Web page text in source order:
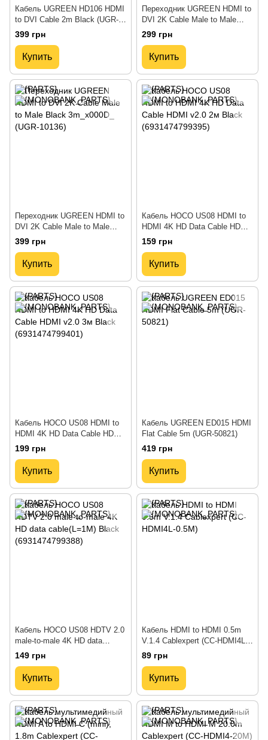
Кабель UGREEN HD106 HDMI
to DVI Cable 2m Black (UGR-
10135)
399 грн
Купить
Переходник UGREEN HDMI to
DVI 2K Cable Male to Male
Black 1.5m_x000D_ (UGR-
11150)
299 грн
Купить
Переходник UGREEN HDMI to
DVI 2K Cable Male to Male
Black 3m_x000D_ (UGR-10136)
399 грн
Купить
Кабель HOCO US08 HDMI to
HDMI 4K HD Data Cable HDMI
v2.0 2м Black (6931474799395)
159 грн
Купить
Кабель HOCO US08 HDMI to
HDMI 4K HD Data Cable HDMI
v2.0 3м Black (6931474799401)
199 грн
Купить
Кабель UGREEN ED015 HDMI
Flat Cable 5m (UGR-50821)
419 грн
Купить
Кабель HOCO US08 HDTV 2.0
male-to-male 4K HD data
cable(L=1M) Black
(6931474799388)
149 грн
Купить
Кабель HDMI to HDMI 0.5m
V.1.4 Cablexpert (CC-HDMI4L-
0.5M)
89 грн
Купить